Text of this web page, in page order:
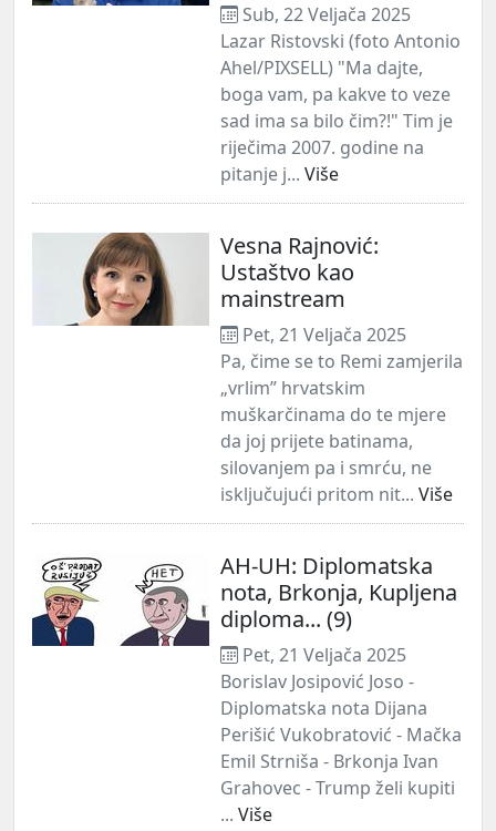
Sub, 22 Veljača 2025
Lazar Ristovski (foto Antonio
Ahel/PIXSELL) "Ma dajte,
boga vam, pa kakve to veze
sad ima sa bilo čim?!" Tim je
riječima 2007. godine na
pitanje j... Više
Vesna Rajnović:
Ustaštvo kao
mainstream
Pet, 21 Veljača 2025
Pa, čime se to Remi zamjerila
„vrlim” hrvatskim
muškarčinama do te mjere
da joj prijete batinama,
silovanjem pa i smrću, ne
isključujući pritom nit... Više
AH-UH: Diplomatska
nota, Brkonja, Kupljena
diploma... (9)
Pet, 21 Veljača 2025
Borislav Josipović Joso -
Diplomatska nota Dijana
Perišić Vukobratović - Mačka
Emil Strniša - Brkonja Ivan
Grahovec - Trump želi kupiti
... Više